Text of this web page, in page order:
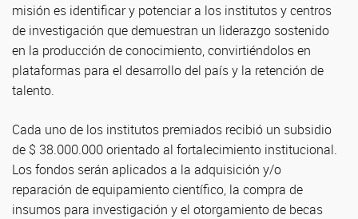
misión es identificar y potenciar a los institutos y centros
de investigación que demuestran un liderazgo sostenido
en la producción de conocimiento, convirtiéndolos en
plataformas para el desarrollo del país y la retención de
talento.
Cada uno de los institutos premiados recibió un subsidio
de $ 38.000.000 orientado al fortalecimiento institucional.
Los fondos serán aplicados a la adquisición y/o
reparación de equipamiento científico, la compra de
insumos para investigación y el otorgamiento de becas